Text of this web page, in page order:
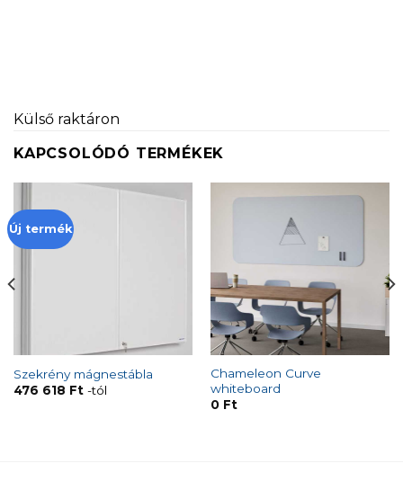
Külső raktáron
KAPCSOLÓDÓ TERMÉKEK
Új termék
Szekrény mágnestábla
476 618 Ft-tól
Chameleon Curve
whiteboard
0 Ft